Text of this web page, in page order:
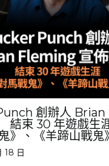
創辦人
結束 30 年遊戲生
》、《羊蹄山戰鬼
18 日